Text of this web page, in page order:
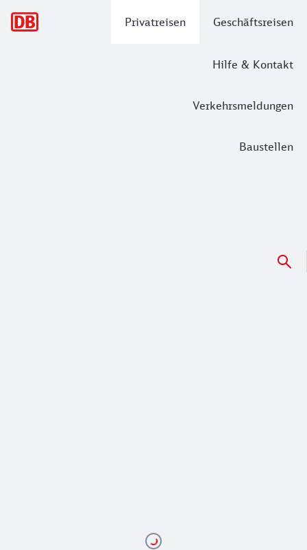
Privatreisen Geschäftsreisen
Hilfe & Kontakt
Verkehrsmeldungen
Baustellen